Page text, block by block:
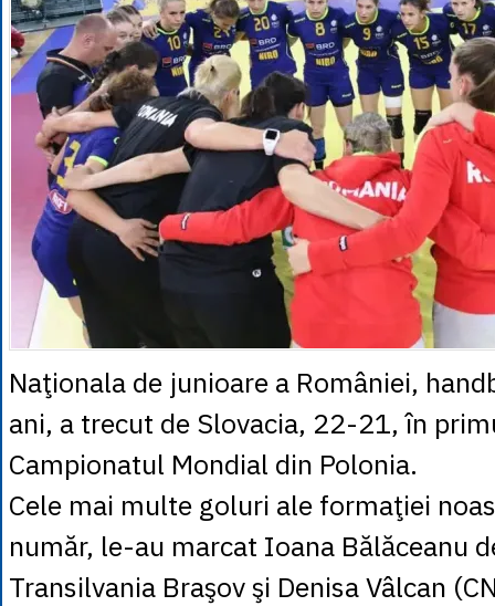
Naţionala de junioare a României,
ani, a trecut de Slovacia, 22-21, în
Campionatul Mondial din Polonia.
Cele mai multe goluri ale formaţiei
număr, le-au marcat Ioana Bălăceanu
Transilvania Braşov şi Denisa Vâlcan